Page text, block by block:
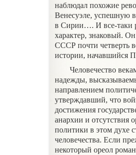
наблюдал похожие
Венесуэле, успешную
в Сирии…. И все-таки
характер, знаковый.
СССР почти четверть
истории, начавшийся
Человечество
надежды,
направлением
утверждавший, что
достижения
анархии и отсутствия
политики в этом духе
человечества. Если
некоторый ореол